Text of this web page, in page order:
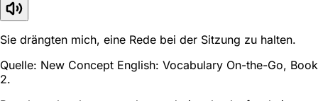
Sie drängten mich, eine Rede bei der Sitzung zu halten.
Quelle: New Concept English: Vocabulary On-the-Go, Book
2.